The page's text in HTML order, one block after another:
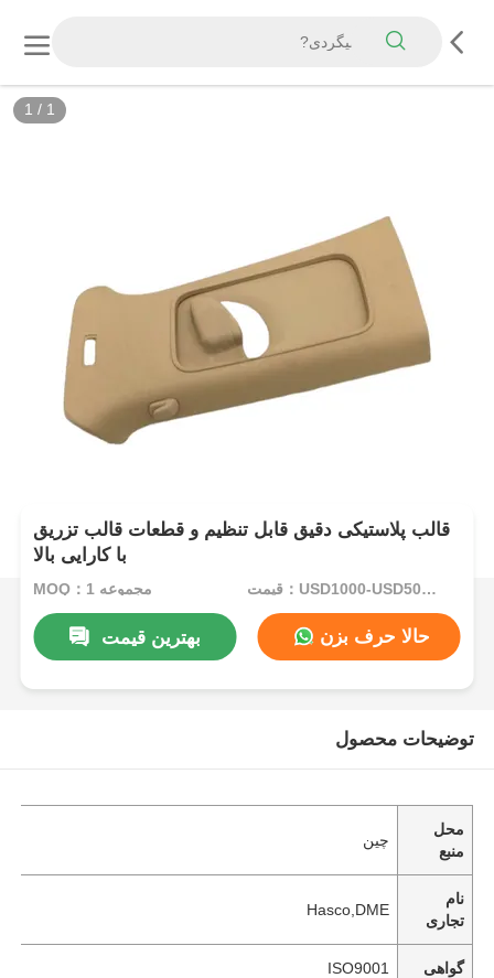
1 / 1
قالب پلاستیکی دقیق قابل تنظیم و قطعات قالب تزریق
با کارایی بالا
MOQ：1 مجموعه قیمت：USD1000-USD5000.00
بهترین قیمت حالا حرف بزن
توضیحات محصول
محل
منبع
چین
نام
تجاری
Hasco,DME
گواهی ISO9001